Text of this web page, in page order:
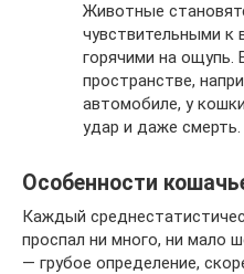
Животные
чувствительными к
горячими на ощупь.
пространстве,
автомобиле, у
удар и даже смерть.
Особенности
Каждый
проспал ни много, ни мало
— грубое определение,